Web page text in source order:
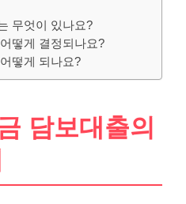
무엇이 있나요?
떻게 결정되나요?
떻게 되나요?
담보대출의